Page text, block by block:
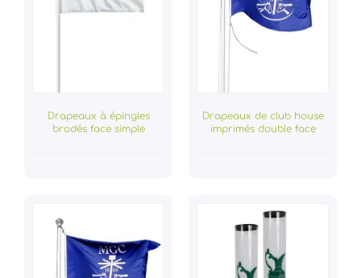
Drapeaux à épingles
brodés face simple
Drapeaux de club house
imprimés double face